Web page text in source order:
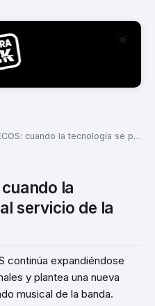
la tecnología se pone al servicio de la música
la
servicio de la
continúa expandiéndose
y plantea una nueva
musical de la banda.